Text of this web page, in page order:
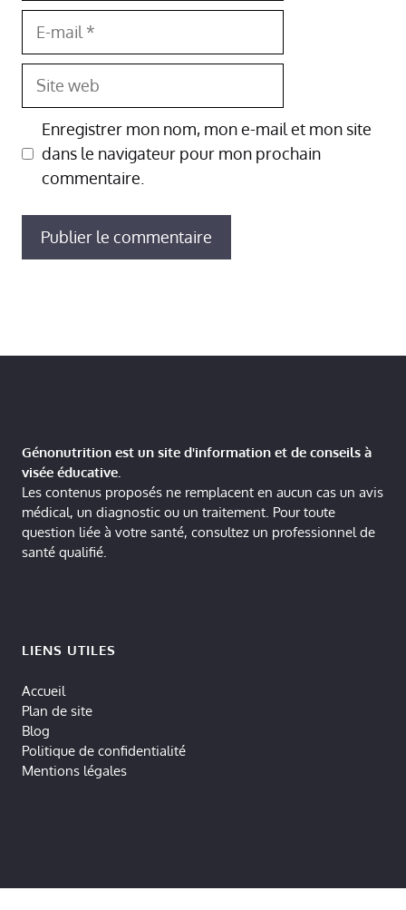
Site
Enregistrer mon nom, mon e-mail et mon site
dans le navigateur pour mon prochain
commentaire.
Génonutrition est un site d'information et de conseils à
visée éducative.
Les contenus proposés ne remplacent en aucun cas un avis
médical, un diagnostic ou un traitement. Pour toute
question liée à votre santé, consultez un professionnel de
santé qualifié.
LIENS UTILES
Accueil
Plan de site
Blog
Politique de confidentialité
Mentions légales